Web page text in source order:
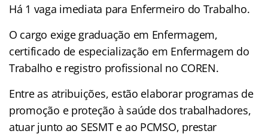
Há 1 vaga imediata para Enfermeiro do Trabalho.
O cargo exige graduação em Enfermagem,
certificado de especialização em Enfermagem do
Trabalho e registro profissional no COREN.
Entre as atribuições, estão elaborar programas de
promoção e proteção à saúde dos trabalhadores,
atuar junto ao SESMT e ao PCMSO, prestar